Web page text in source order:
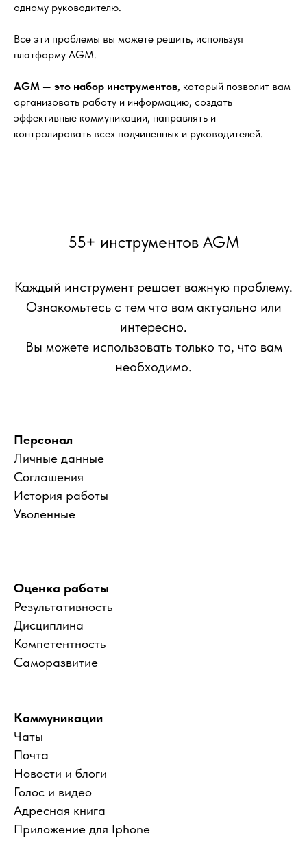
одному руководителю.
Все эти проблемы вы можете решить, используя
платформу AGM.
AGM — это набор инструментов, который позволит вам
организовать работу и информацию, создать
эффективные коммуникации, направлять и
контролировать всех подчиненных и руководителей.
55+ инструментов AGM
Каждый инструмент решает важную проблему.
Ознакомьтесь с тем что вам актуально или
интересно.
Вы можете использовать только то, что вам
необходимо.
Персонал
Личные данные
Соглашения
История работы
Уволенные
Оценка работы
Результативность
Дисциплина
Компетентность
Саморазвитие
Коммуникации
Чаты
Почта
Новости и блоги
Голос и видео
Адресная книга
Приложение для Iphone